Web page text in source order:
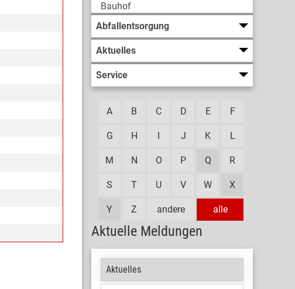
Bauhof
Abfallentsorgung
Aktuelles
Service
alle
A B C D E F
G H J K L
M N O P Q R
S T U V W X
Y Z andere
Aktuelle Meldungen
Aktuelles